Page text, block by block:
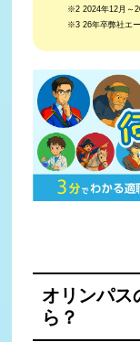
※2 2024年12月～
※3 26年卒弊社エ
オリンパス
ら？